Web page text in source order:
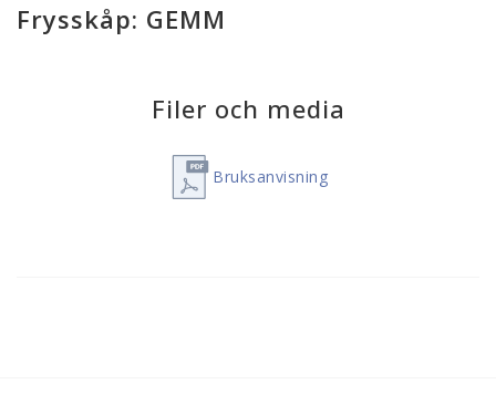
Frysskåp: GEMM
Filer och media
Bruksanvisning